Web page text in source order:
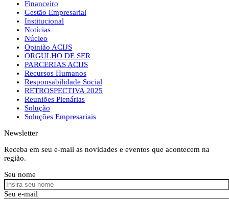
Financeiro
Gestão Empresarial
Institucional
Notícias
Núcleo
Opinião ACIJS
ORGULHO DE SER
PARCERIAS ACIJS
Recursos Humanos
Responsabilidade Social
RETROSPECTIVA 2025
Reuniões Plenárias
Solução
Soluções Empresariais
Newsletter
Receba em seu e-mail as novidades e eventos que acontecem na
região.
Seu nome
Seu e-mail